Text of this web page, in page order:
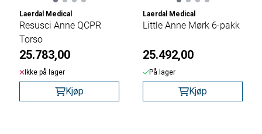
Laerdal Medical
Resusci Anne QCPR
Torso
25.783,00
Ikke på lager
Kjøp
Laerdal Medical
Little Anne Mørk 6-pakk
25.492,00
På lager
Kjøp